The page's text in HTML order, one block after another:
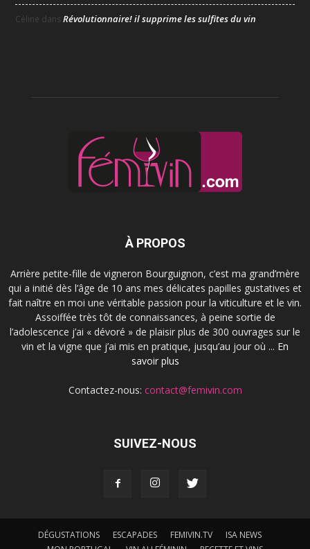
Céline dansRévolutionnaire! il supprime les sulfites du vin
À PROPOS
Arrière petite-fille de vigneron Bourguignon, c’est ma grand’mère
qui a initié dès l’âge de 10 ans mes délicates papilles gustatives et
fait naître en moi une véritable passion pour la viticulture et le vin.
Assoiffée très tôt de connaissances, à peine sortie de
l’adolescence j’ai « dévoré » de plaisir plus de 300 ouvrages sur le
vin et la vigne que j’ai mis en pratique, jusqu’au jour où ... En
savoir plus
Contactez-nous: contact@femivin.com
SUIVEZ-NOUS
DÉGUSTATIONS ESCAPADES FEMIVIN.TV
ISA NEWS